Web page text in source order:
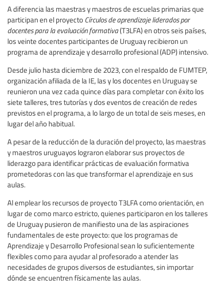
A diferencia las maestras y maestros de escuelas primarias que
participan en el proyecto Círculos de aprendizaje liderados por
docentes para la evaluación formativa(T3LFA) en otros seis países,
los veinte docentes participantes de Uruguay recibieron un
programa de aprendizaje y desarrollo profesional (ADP) intensivo.
Desde julio hasta diciembre de 2023, con el respaldo de FUMTEP,
organización afiliada de la IE, las y los docentes en Uruguay se
reunieron una vez cada quince días para completar con éxito los
siete talleres, tres tutorías y dos eventos de creación de redes
previstos en el programa, a lo largo de un total de seis meses, en
lugar del año habitual.
A pesar de la reducción de la duración del proyecto, las maestras
y maestros uruguayos lograron elaborar sus proyectos de
liderazgo para identificar prácticas de evaluación formativa
prometedoras con las que transformar el aprendizaje en sus
aulas.
Al emplear los recursos de proyecto T3LFA como orientación, en
lugar de como marco estricto, quienes participaron en los talleres
de Uruguay pusieron de manifiesto una de las aspiraciones
fundamentales de este proyecto: que los programas de
Aprendizaje y Desarrollo Profesional sean lo suficientemente
flexibles como para ayudar al profesorado a atender las
necesidades de grupos diversos de estudiantes, sin importar
dónde se encuentren físicamente las aulas.